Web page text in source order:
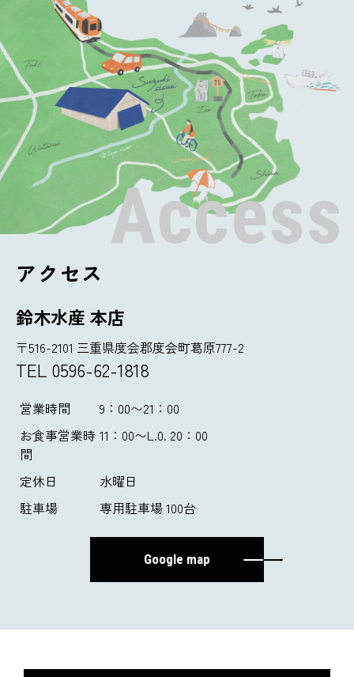
Access
アクセス
鈴木水産 本店
〒516-2101 三重県度会郡度会町葛原777-2
TEL 0596-62-1818
営業時間
9：00〜21：00
お食事営業時
間
11：00〜L.0. 20：00
定休日
水曜日
駐車場
専用駐車場 100台
Google map